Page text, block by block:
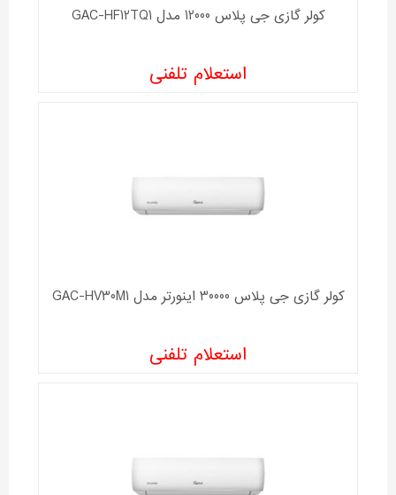
کولر گازی جی پلاس 12000 مدل GAC-HF12TQ1
استعلام تلفنی
کولر گازی جی پلاس 30000 اینورتر مدل GAC-HV30M1
استعلام تلفنی